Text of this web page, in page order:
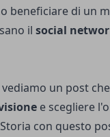
beneficiare di un
il social
un post
e scegliere
con questo